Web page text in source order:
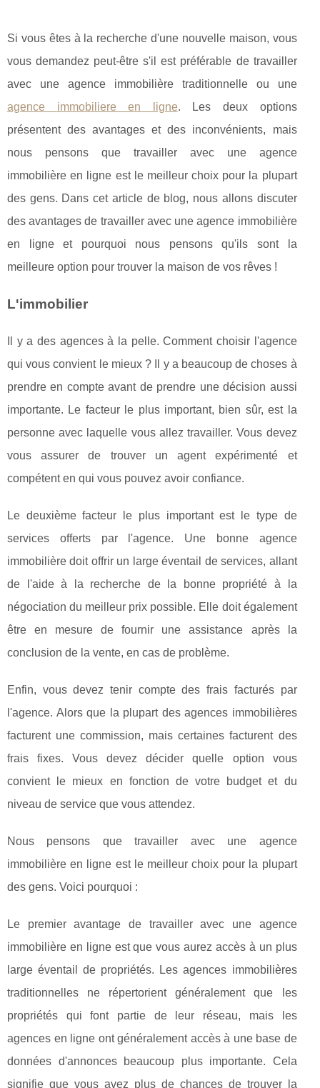
Si vous êtes à la recherche d'une nouvelle maison, vous
vous demandez peut-être s'il est préférable de travailler
avec une agence immobilière traditionnelle ou une
agence immobiliere en ligne. Les deux options
présentent des avantages et des inconvénients, mais
nous pensons que travailler avec une agence
immobilière en ligne est le meilleur choix pour la plupart
des gens. Dans cet article de blog, nous allons discuter
des avantages de travailler avec une agence immobilière
en ligne et pourquoi nous pensons qu'ils sont la
meilleure option pour trouver la maison de vos rêves !
L'immobilier
Il y a des agences à la pelle. Comment choisir l'agence
qui vous convient le mieux ? Il y a beaucoup de choses à
prendre en compte avant de prendre une décision aussi
importante. Le facteur le plus important, bien sûr, est la
personne avec laquelle vous allez travailler. Vous devez
vous assurer de trouver un agent expérimenté et
compétent en qui vous pouvez avoir confiance.
Le deuxième facteur le plus important est le type de
services offerts par l'agence. Une bonne agence
immobilière doit offrir un large éventail de services, allant
de l'aide à la recherche de la bonne propriété à la
négociation du meilleur prix possible. Elle doit également
être en mesure de fournir une assistance après la
conclusion de la vente, en cas de problème.
Enfin, vous devez tenir compte des frais facturés par
l'agence. Alors que la plupart des agences immobilières
facturent une commission, mais certaines facturent des
frais fixes. Vous devez décider quelle option vous
convient le mieux en fonction de votre budget et du
niveau de service que vous attendez.
Nous pensons que travailler avec une agence
immobilière en ligne est le meilleur choix pour la plupart
des gens. Voici pourquoi :
Le premier avantage de travailler avec une agence
immobilière en ligne est que vous aurez accès à un plus
large éventail de propriétés. Les agences immobilières
traditionnelles ne répertorient généralement que les
propriétés qui font partie de leur réseau, mais les
agences en ligne ont généralement accès à une base de
données d'annonces beaucoup plus importante. Cela
signifie que vous avez plus de chances de trouver la